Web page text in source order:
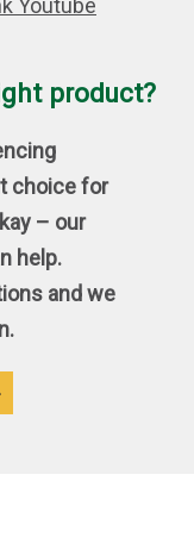
product?
choice for
– our
help.
and we